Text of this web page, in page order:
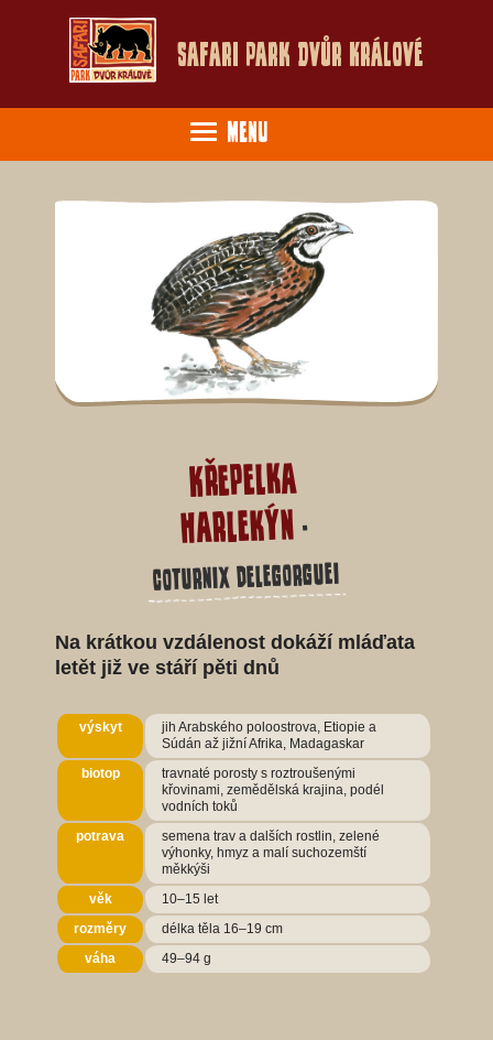
Safari Park Dvůr Králové
Menu
Křepelka
harlekýn-
Coturnix delegorguei
Na krátkou vzdálenost dokáží mláďata
letět již ve stáří pěti dnů
výskyt
jih Arabského poloostrova, Etiopie a
Súdán až jižní Afrika, Madagaskar
biotop
travnaté porosty s roztroušenými
křovinami, zemědělská krajina, podél
vodních toků
potrava
semena trav a dalších rostlin, zelené
výhonky, hmyz a malí suchozemští
měkkýši
věk
10–15 let
rozměry
délka těla 16–19 cm
váha
49–94 g